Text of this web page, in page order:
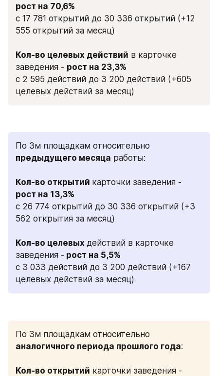
с 17 781 открытий до 30 336 открытий (+12
555 открытий за месяц)
Кол-во целевых действий в карточке
заведения -
с 2 595 действий до 3 200 действий (+605
целевых действий за месяц)
предыдущего месяца работы:
Кол-во открытий
с 26 774 открытий до 30 336 открытий (+3
562 открытия за месяц)
Кол-во целевых действий в карточке
заведения -
с 3 033 действий до 3 200 действий (+167
целевых действий за месяц)
аналогичного периода прошлого года:
Кол-во открытий карточки заведения -